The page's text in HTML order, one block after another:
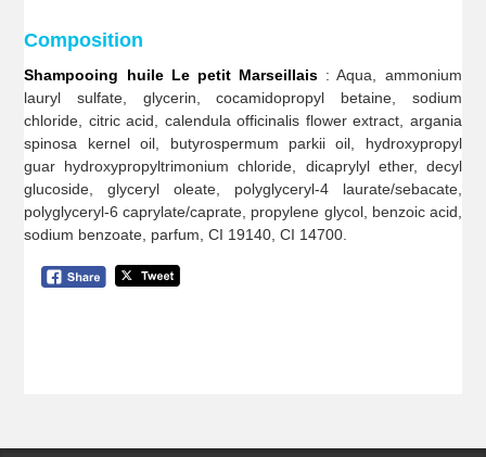
Composition
Shampooing huile Le petit Marseillais : Aqua, ammonium
lauryl sulfate, glycerin, cocamidopropyl betaine, sodium
chloride, citric acid, calendula officinalis flower extract, argania
spinosa kernel oil, butyrospermum parkii oil, hydroxypropyl
guar hydroxypropyltrimonium chloride, dicaprylyl ether, decyl
glucoside, glyceryl oleate, polyglyceryl-4 laurate/sebacate,
polyglyceryl-6 caprylate/caprate, propylene glycol, benzoic acid,
sodium benzoate, parfum, CI 19140, CI 14700.